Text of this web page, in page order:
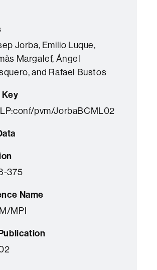
Jorba, Emilio Luque,
Margalef, Ángel
and Rafael Bustos
pvm/JorbaBCML02
375
Name
MPI